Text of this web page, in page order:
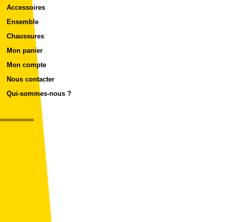
Accessoires
Ensemble
Chaussures
Mon panier
Mon compte
Nous contacter
Qui-sommes-nous ?